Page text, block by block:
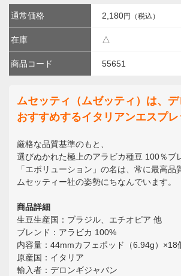
通常価格 2,180円（税込）
在庫 △
商品コード 55651
ムセッティ（ムゼッティ）は、
おすすめするイタリアンエスプレ
厳格な品質基準のもと、
選びぬかれた極上のアラビカ種豆 100％ブ
「エボリューション」の名は、常に最高品
ムセッティー社の姿勢にちなんでいます。
商品詳細
生豆生産国：ブラジル、エチオピア 他
ブレンド：アラビカ 100%
内容量：44mmカフェポッド（6.94g）×18
原産国：イタリア
輸入者：デロンギジャパン